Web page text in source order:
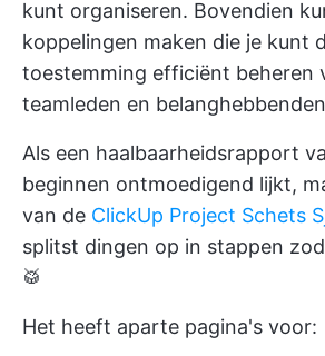
kunt organiseren. Bovendien
koppelingen maken die je kunt
toestemming efficiënt beheren
teamleden en
Als een haalbaarheidsrapport
beginnen ontmoedigend lijkt,
van de ClickUp Project Schets
splitst dingen op in stappen
🥁
Het heeft aparte pagina's voor: